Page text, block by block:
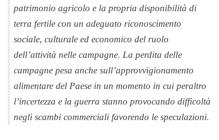
patrimonio agricolo e la propria disponibilità di
terra fertile con un adeguato riconoscimento
sociale, culturale ed economico del ruolo
dell’attività nelle campagne. La perdita delle
campagne pesa anche sull’approvvigionamento
alimentare del Paese in un momento in cui peraltro
l’incertezza e la guerra stanno provocando difficoltà
negli scambi commerciali favorendo le speculazioni.